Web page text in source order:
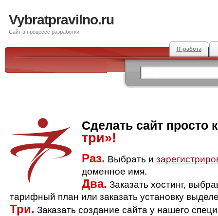
Vybratpravilno.ru
Сайт в процессе разработки
IT-работа
Сделать сайт просто
три»!
Раз. Выбрать и
доменное имя.
Два. Заказать хостинг,
тарифный план или заказать установку
Три. Заказать создание сайта у нашего